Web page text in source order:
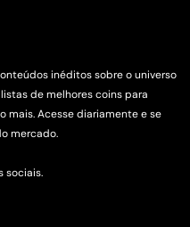
inéditos sobre o universo
de melhores coins para
mais. Acesse diariamente e se
mercado.
sociais.